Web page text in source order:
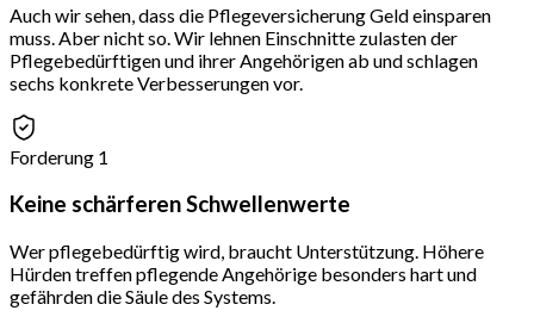
Auch wir sehen, dass die Pflegeversicherung Geld einsparen
muss. Aber nicht so. Wir lehnen Einschnitte zulasten der
Pflegebedürftigen und ihrer Angehörigen ab und schlagen
sechs konkrete Verbesserungen vor.
Forderung 1
Keine schärferen Schwellenwerte
Wer pflegebedürftig wird, braucht Unterstützung. Höhere
Hürden treffen pflegende Angehörige besonders hart und
gefährden die Säule des Systems.